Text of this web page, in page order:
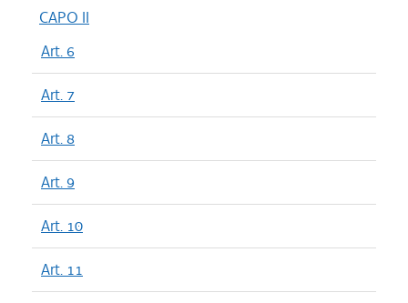
CAPO II
Art. 6
Art. 7
Art. 8
Art. 9
Art. 10
Art. 11